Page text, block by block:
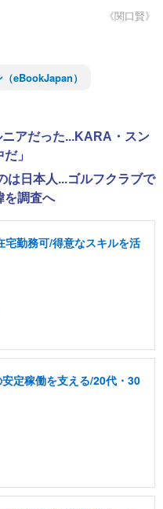
《関口賢》
eBookJapan）
アだった...KARA・スン
」
は日本人...ゴルフクラブで
を調査へ
勤務可/得意なスキルを活
定稼働を支える/20代・30